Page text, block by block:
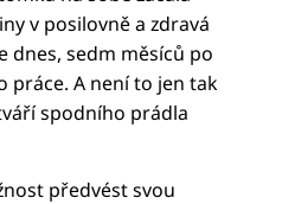
v posilovně a zdravá
dnes, sedm měsíců po
A není to jen tak
spodního prádla
předvést svou